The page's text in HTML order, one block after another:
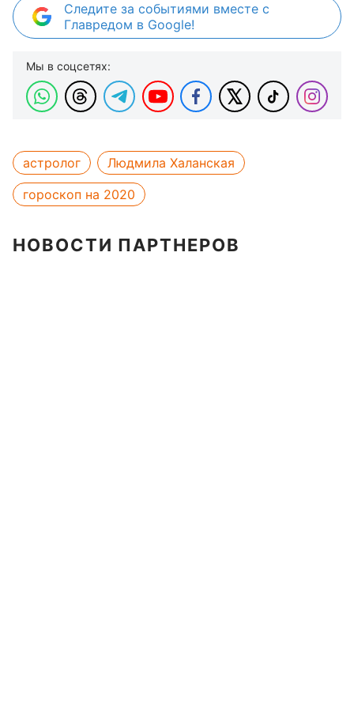
Следите за событиями вместе с
Главредом в Google!
Мы в соцсетях:
астролог
Людмила Халанская
гороскоп на 2020
НОВОСТИ ПАРТНЕРОВ